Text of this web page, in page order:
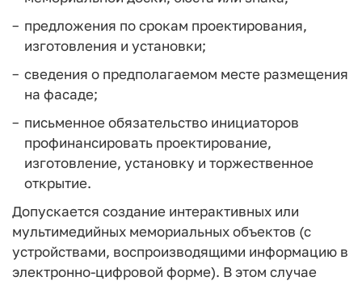
предложения по срокам проектирования,
изготовления и установки;
сведения о предполагаемом месте размещения
на фасаде;
письменное обязательство инициаторов
профинансировать проектирование,
изготовление, установку и торжественное
открытие.
Допускается создание интерактивных или
мультимедийных мемориальных объектов (с
устройствами, воспроизводящими информацию в
электронно‑цифровой форме). В этом случае